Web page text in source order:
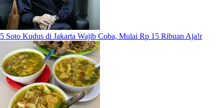
5 Soto Kudus di Jakarta Wajib Coba, Mulai Rp 15 Ribuan Aja!r